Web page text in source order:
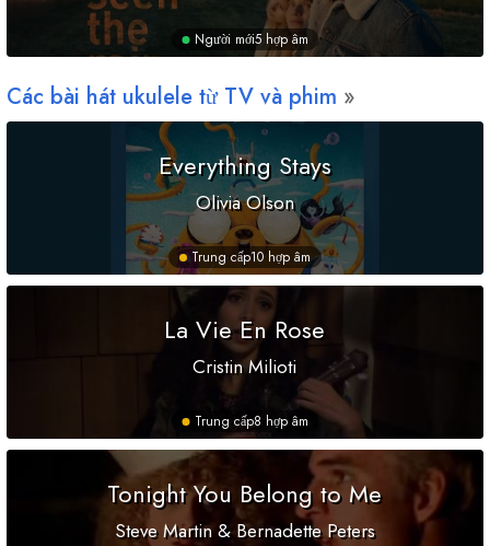
Người mới5 hợp âm
Các bài hát ukulele từ TV và phim
Everything Stays
Olivia Olson
Trung cấp10 hợp âm
La Vie En Rose
Cristin Milioti
Trung cấp8 hợp âm
Tonight You Belong to Me
Steve Martin & Bernadette Peters